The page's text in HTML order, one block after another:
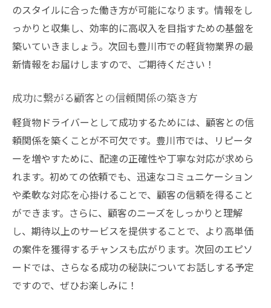
のスタイルに合った働き方が可能になります。情報をし
っかりと収集し、効率的に高収入を目指すための基盤を
築いていきましょう。次回も豊川市での軽貨物業界の最
新情報をお届けしますので、ご期待ください！
成功に繋がる顧客との信頼関係の築き方
軽貨物ドライバーとして成功するためには、顧客との信
頼関係を築くことが不可欠です。豊川市では、リピータ
ーを増やすために、配達の正確性や丁寧な対応が求めら
れます。初めての依頼でも、迅速なコミュニケーション
や柔軟な対応を心掛けることで、顧客の信頼を得ること
ができます。さらに、顧客のニーズをしっかりと理解
し、期待以上のサービスを提供することで、より高単価
の案件を獲得するチャンスも広がります。次回のエピソ
ードでは、さらなる成功の秘訣についてお話しする予定
ですので、ぜひお楽しみに！